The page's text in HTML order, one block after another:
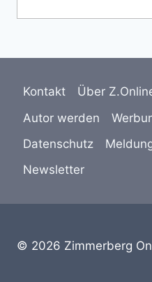
Kontakt Über
Autor werden
Datenschutz
Newsletter
© 2026 Zimmerberg